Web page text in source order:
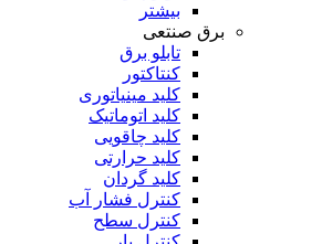
بیشتر
برق صنتعی
تابلو برق
کنتاکتور
کلید مینیاتوری
کلید اتوماتیک
کلید چاقویی
کلید حرارتی
کلید گردان
کنترل فشار آب
کنترل سطح